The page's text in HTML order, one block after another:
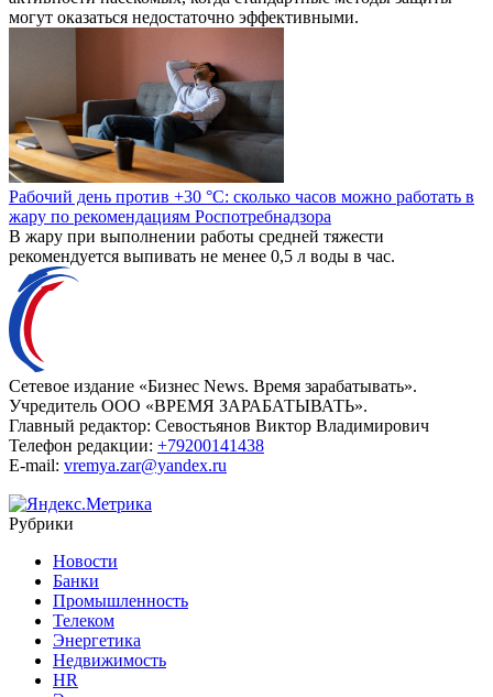
могут оказаться недостаточно эффективными.
Рабочий день против +30 °C: сколько часов можно работать в
жару по рекомендациям Роспотребнадзора
В жару при выполнении работы средней тяжести
рекомендуется выпивать не менее 0,5 л воды в час.
Сетевое издание «Бизнес News. Время зарабатывать».
Учредитель ООО «ВРЕМЯ ЗАРАБАТЫВАТЬ».
Главный редактор: Севостьянов Виктор Владимирович
Телефон редакции: +79200141438
E-mail: vremya.zar@yandex.ru
Рубрики
Новости
Банки
Промышленность
Телеком
Энергетика
Недвижимость
HR